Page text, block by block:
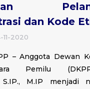
dan Kode
11-2020
– Anggota Dewan
Pemilu
S.IP., M.IP menjadi